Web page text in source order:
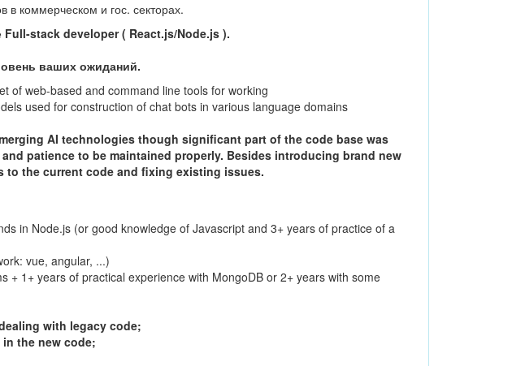
коммерческом и гос. секторах.
Full-stack developer ( React.js/Node.js ).
ваших ожиданий.
of web-based and command line tools for working
used for construction of chat bots in various language domains
AI technologies though significant part of the code base was
patience to be maintained properly. Besides introducing brand new
to the current code and fixing existing issues.
in Node.js (or good knowledge of Javascript and 3+ years of practice of a
vue, angular, ...)
+ 1+ years of practical experience with MongoDB or 2+ years with some
with legacy code;
the new code;